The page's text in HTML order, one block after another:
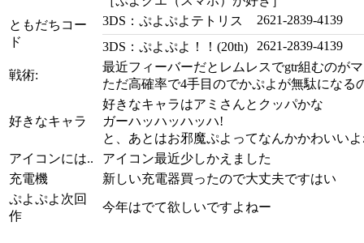
ともだちコー
ド
3DS：ぷよぷよテトリス
2621-2839-4139
3DS：ぷよぷよ！！(20th)
2621-2839-4139
戦術:
最近フィーバーだとレムレスでgtr組むのが
ただ高確率で4手目のでかぷよが無駄になる
好きなキャラ
好きなキャラはアミさんとクッパかな
ガーハッハッハッハ!
と、あとはお邪魔ぷよってなんかかわいい
アイコンには..
アイコン最近少しかえました
充電機
新しい充電器買ったので大丈夫ですはい
ぷよぷよ次回
作
今年はでて欲しいですよねー